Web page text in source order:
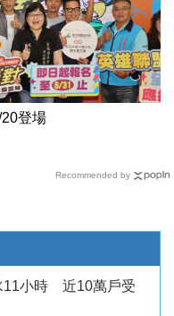
登場
Recommended by
11小時 近10萬戶受